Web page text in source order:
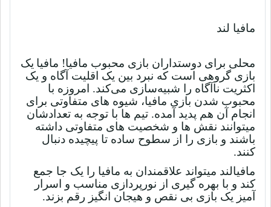
مافیا لند
محلی برای دوستداران بازی محبوب مافیا! مافیا یک
بازی گروهی است که نبرد بین یک اقلیت آگاه و یک
اکثریت ناآگاه را شبیه‌سازی می‌کند. امروزه با
محبوب شدن بازی مافیا، شیوه های متفاوتی برای
انجام آن هم پدید آمده. تیم ها با توجه به تعدادشان
میتوانند نقش ها و شخصیت های متفاوتی داشته
باشند و بازی را از سطوح ساده تا پیچیده دنبال
کنند.
مافیالند میتواند علاقمندان به مافیا را یک جا جمع
کند و با بهره گیری از نورپردازی مناسب و اسرار
آمیز یک بازی بی نقص و هیجان انگیز رقم بزند.